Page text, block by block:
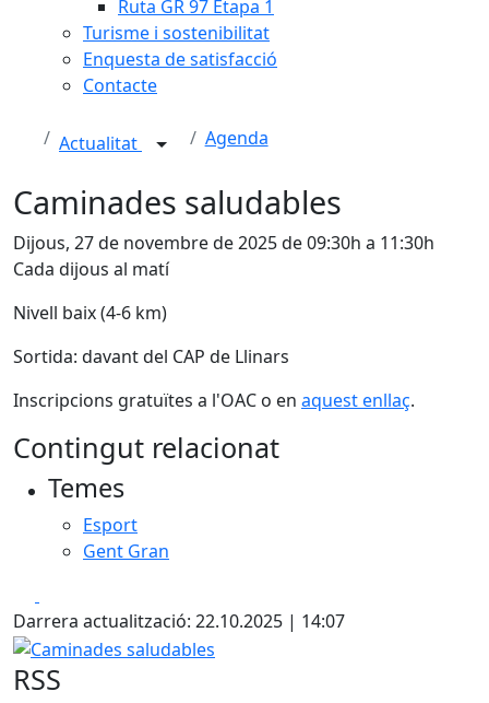
Ruta GR 97 Etapa 1
Turisme i sostenibilitat
Enquesta de satisfacció
Contacte
Actualitat Agenda
Caminades saludables
Dijous, 27 de novembre de 2025 de 09:30h a 11:30h
Cada dijous al matí
Nivell baix (4-6 km)
Sortida: davant del CAP de Llinars
Inscripcions gratuïtes a l'OAC o en aquest enllaç.
Contingut relacionat
Temes
Esport
Gent Gran
Darrera actualització: 22.10.2025 | 14:07
Caminades saludables
RSS